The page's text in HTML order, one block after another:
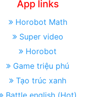
App links
Horobot Math
Super video
Horobot
Game triệu phú
Tạo trúc xanh